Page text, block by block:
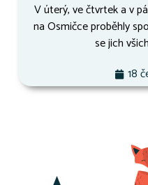
V úterý, ve čtvrtek a v
na Osmičce proběhly
se jich
18